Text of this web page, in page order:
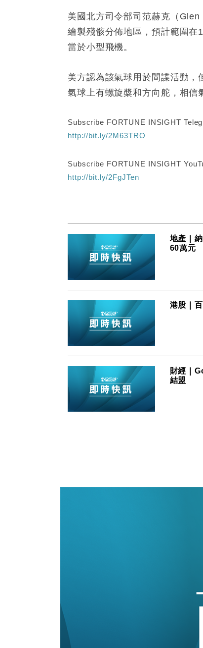
美國北方司令部司范赫克（
繪製殘骸分佈地區，預計範圍
當於小型飛機。
美方認為該氣球用於間諜活動
氣球上有螺旋槳和方向舵，相信
Subscribe FORTUNE INSIGHT
http://bit.ly/2M63TRO
Subscribe FORTUNE INSIGHT
http://bit.ly/2FgJTen
地產｜
60萬元
港股｜
財經｜
結盟